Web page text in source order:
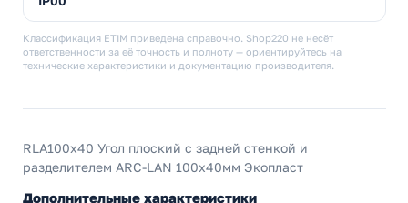
Классификация ETIM приведена справочно. Shop220 не несёт
ответственности за её точность и полноту — ориентируйтесь на
технические характеристики и документацию производителя.
RLA100х40 Угол плоский с задней стенкой и
разделителем ARC-LAN 100х40мм Экопласт
Дополнительные характеристики